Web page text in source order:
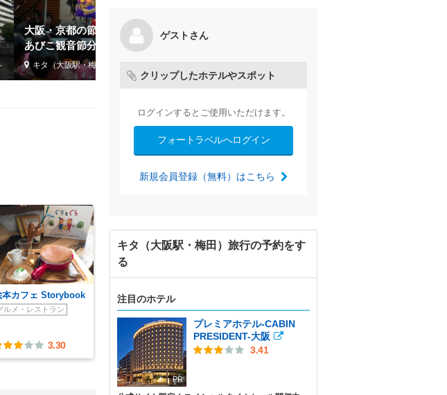
大阪・京都の節分三日間（大阪編）～大阪の節分巡りは
あびこ観音節分厄除大法会と堂島薬師堂節分お水汲み祭
り。理屈抜きで楽しむイケイケの行事です～
キタ（大阪駅・梅田） by たびたび 2025/02/01～
本カフェ Storybook
ルメ・レストラン
3.30
ゲストさん
クリップしたホテルやスポット
ログインするとご使用いただけます。
フォートラベルへログイン
新規会員登録（無料）はこちら
キタ（大阪駅・梅田）旅行の予約をす
る
注目のホテル
PR
プレミアホテル-CABIN
PRESIDENT-大阪
3.41